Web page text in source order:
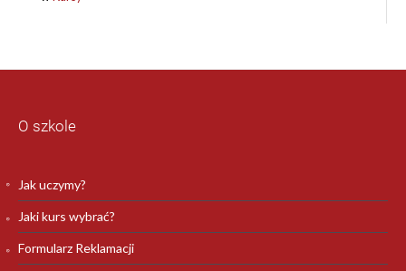
O szkole
Jak uczymy?
Jaki kurs wybrać?
Formularz Reklamacji